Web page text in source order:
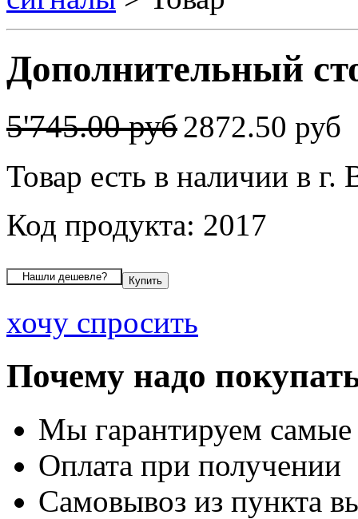
Дополнительный
5'745.00 руб2872.50 руб
Товар есть в наличии в г.
Код продукта: 2017
хочу спросить
Почему надо
Мы гарантируем
Оплата при получении
Самовывоз из пункта